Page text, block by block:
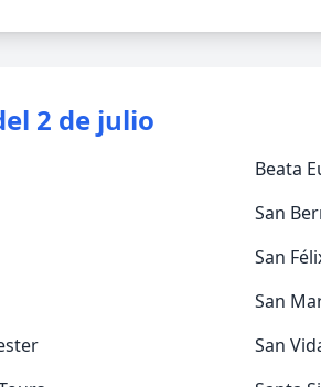
2 de julio
Beata
San
San
San
San